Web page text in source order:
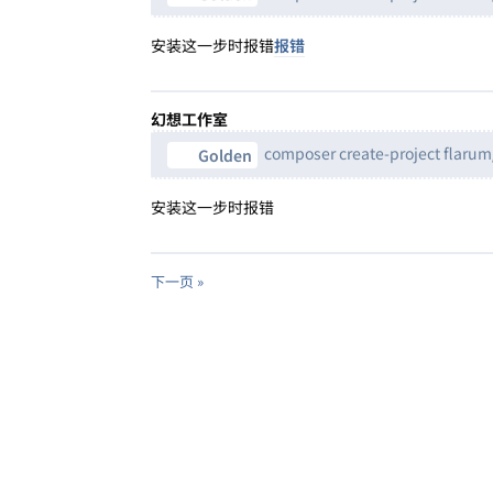
安装这一步时报错报错
幻想工作室
Golden composer create-project
安装这一步时报错
下一页 »